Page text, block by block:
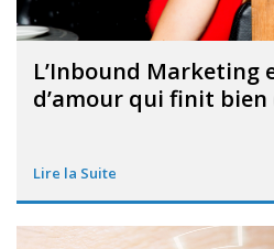
L’Inbound Marketing
d’amour qui finit bien
Lire la Suite